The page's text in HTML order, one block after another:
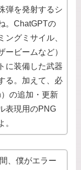
弾を発射するシ
。ChatGPTの
ングミサイル、
ービームなど）
に装備した武器
る。加えて、必
の追加・更新
表現用のPNG
。
、僕がエラー